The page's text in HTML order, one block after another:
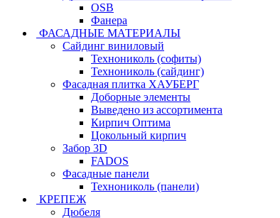
OSB
Фанера
ФАСАДНЫЕ МАТЕРИАЛЫ
Сайдинг виниловый
Технониколь (софиты)
Технониколь (сайдинг)
Фасадная плитка ХАУБЕРГ
Доборные элементы
Выведено из ассортимента
Кирпич Оптима
Цокольный кирпич
Забор 3D
FADOS
Фасадные панели
Технониколь (панели)
КРЕПЕЖ
Дюбеля